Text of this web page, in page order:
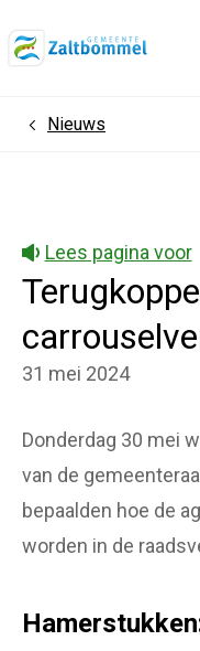
HomeNieuws
Lees pagina voor
31 mei 2024
Donderdag 30 mei
van de
bepaalden hoe de
worden in de